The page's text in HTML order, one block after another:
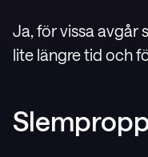
Ja, för vissa avgår
lite längre tid och